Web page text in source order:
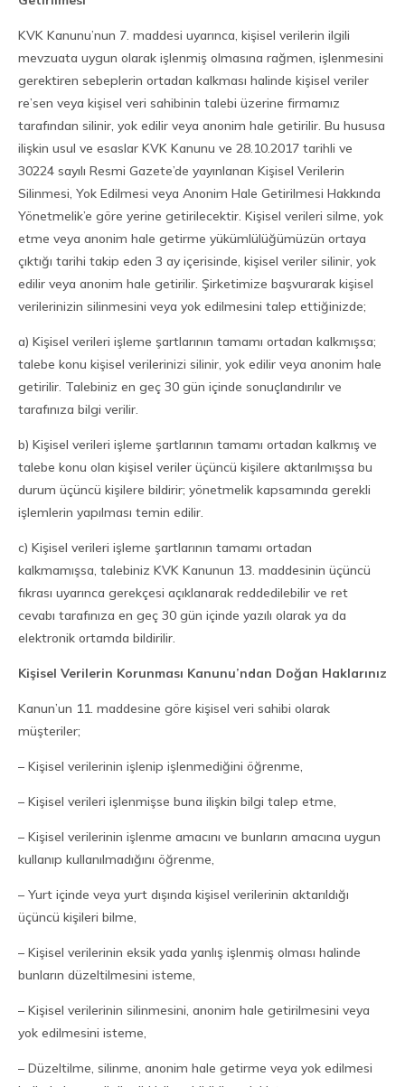
KVK Kanunu’nun 7. maddesi uyarınca, kişisel verilerin ilgili
mevzuata uygun olarak işlenmiş olmasına rağmen, işlenmesini
gerektiren sebeplerin ortadan kalkması halinde kişisel veriler
re’sen veya kişisel veri sahibinin talebi üzerine firmamız
tarafından silinir, yok edilir veya anonim hale getirilir. Bu hususa
ilişkin usul ve esaslar KVK Kanunu ve 28.10.2017 tarihli ve
30224 sayılı Resmi Gazete’de yayınlanan Kişisel Verilerin
Silinmesi, Yok Edilmesi veya Anonim Hale Getirilmesi Hakkında
Yönetmelik’e göre yerine getirilecektir. Kişisel verileri silme, yok
etme veya anonim hale getirme yükümlülüğümüzün ortaya
çıktığı tarihi takip eden 3 ay içerisinde, kişisel veriler silinir, yok
edilir veya anonim hale getirilir. Şirketimize başvurarak kişisel
verilerinizin silinmesini veya yok edilmesini talep ettiğinizde;
a) Kişisel verileri işleme şartlarının tamamı ortadan kalkmışsa;
talebe konu kişisel verilerinizi silinir, yok edilir veya anonim hale
getirilir. Talebiniz en geç 30 gün içinde sonuçlandırılır ve
tarafınıza bilgi verilir.
b) Kişisel verileri işleme şartlarının tamamı ortadan kalkmış ve
talebe konu olan kişisel veriler üçüncü kişilere aktarılmışsa bu
durum üçüncü kişilere bildirir; yönetmelik kapsamında gerekli
işlemlerin yapılması temin edilir.
c) Kişisel verileri işleme şartlarının tamamı ortadan
kalkmamışsa, talebiniz KVK Kanunun 13. maddesinin üçüncü
fıkrası uyarınca gerekçesi açıklanarak reddedilebilir ve ret
cevabı tarafınıza en geç 30 gün içinde yazılı olarak ya da
elektronik ortamda bildirilir.
Kişisel Verilerin Korunması Kanunu’ndan Doğan Haklarınız
Kanun’un 11. maddesine göre kişisel veri sahibi olarak
müşteriler;
– Kişisel verilerinin işlenip işlenmediğini öğrenme,
– Kişisel verileri işlenmişse buna ilişkin bilgi talep etme,
– Kişisel verilerinin işlenme amacını ve bunların amacına uygun
kullanıp kullanılmadığını öğrenme,
– Yurt içinde veya yurt dışında kişisel verilerinin aktarıldığı
üçüncü kişileri bilme,
– Kişisel verilerinin eksik yada yanlış işlenmiş olması halinde
bunların düzeltilmesini isteme,
– Kişisel verilerinin silinmesini, anonim hale getirilmesini veya
yok edilmesini isteme,
– Düzeltilme, silinme, anonim hale getirme veya yok edilmesi